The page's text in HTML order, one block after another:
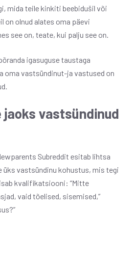
mida teile kinkiti beebidušil või
on olnud alates oma päevi
see on, teate, kui palju see on.
igasuguse taustaga
oma vastsündinut-ja vastused on
jaoks vastsündinud
Subreddit esitab lihtsa
üks vastsündinu kohustus, mis tegi
kvalifikatsiooni: “Mitte
vaid tõelised, sisemised,”